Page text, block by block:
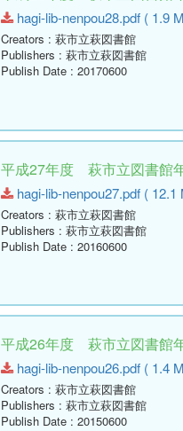
hagi-lib-nenpou28.pdf ( 1.9
Creators : 萩市立萩図書館
Publishers : 萩市立萩図書館
Publish Date : 20170600
平成27年度 萩市立図書館
hagi-lib-nenpou27.pdf ( 12.1
Creators : 萩市立萩図書館
Publishers : 萩市立萩図書館
Publish Date : 20160600
平成26年度 萩市立図書館
hagi-lib-nenpou26.pdf ( 1.4
Creators : 萩市立萩図書館
Publishers : 萩市立萩図書館
Publish Date : 20150600